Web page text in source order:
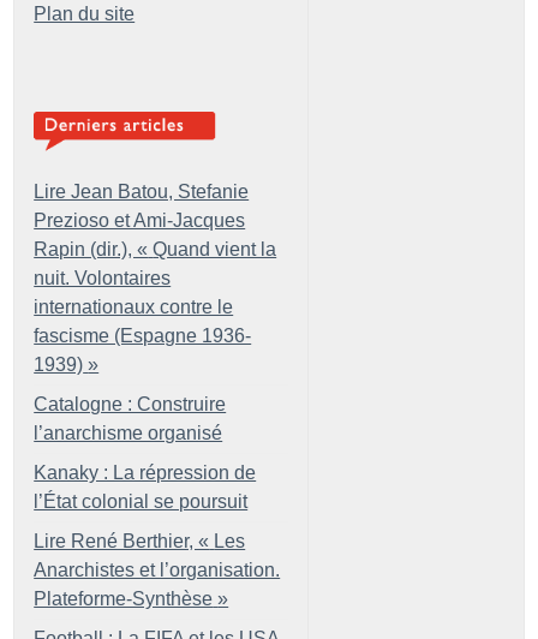
Plan du site
Lire Jean Batou, Stefanie
Prezioso et Ami-Jacques
Rapin (dir.), « Quand vient la
nuit. Volontaires
internationaux contre le
fascisme (Espagne 1936-
1939) »
Catalogne : Construire
l’anarchisme organisé
Kanaky : La répression de
l’État colonial se poursuit
Lire René Berthier, « Les
Anarchistes et l’organisation.
Plateforme-Synthèse »